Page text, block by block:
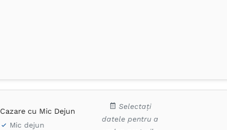
Cazare cu Mic Dejun
Mic dejun
Selectați
datele pentru a